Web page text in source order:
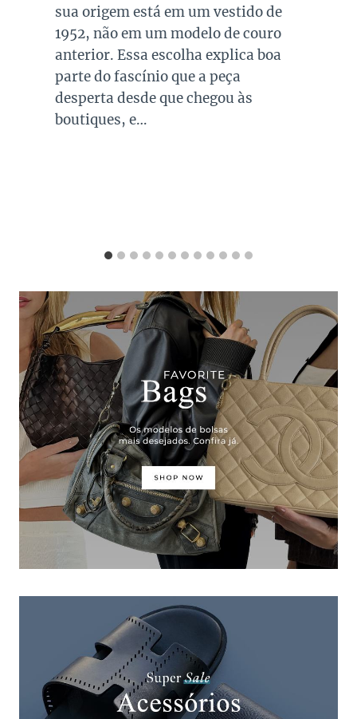
todas as mulheres. Esta é uma cor
versátil, clássica e atemporal e
investir em peças neste tom garante
combinações para quase todo look
que usamos, sejam eles para
ocasiões casuais ou mais…